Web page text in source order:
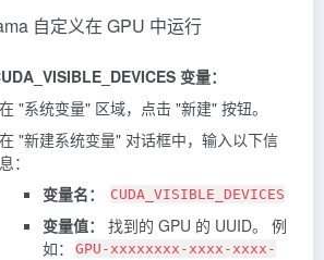
变量：
在 "系统变量" 区域，点击 "新建" 按钮。
在 "新建系统变量" 对话框中，输入以下信
息：
变量名：
CUDA_VISIBLE_DEVICES
变量值：
找到的 GPU 的 UUID。 例
如：
GPU-xxxxxxxx-xxxx-xxxx-